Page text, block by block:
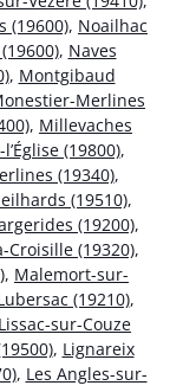
(19600), Noailhac
, Naves
, Montgibaud
Merlines
, Millevaches
(19800),
(19340),
(19510),
(19200),
Croisille (19320),
, Malemort-sur-
(19210),
Lissac-sur-Couze
, Lignareix
, Les Angles-sur-